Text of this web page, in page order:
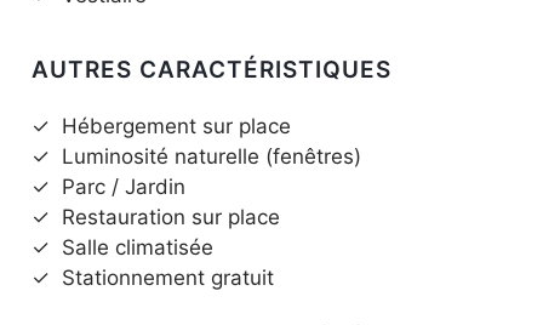
AUTRES CARACTÉRISTIQUES
✓ Hébergement sur place
✓ Luminosité naturelle (fenêtres)
✓ Parc / Jardin
✓ Restauration sur place
✓ Salle climatisée
✓ Stationnement gratuit